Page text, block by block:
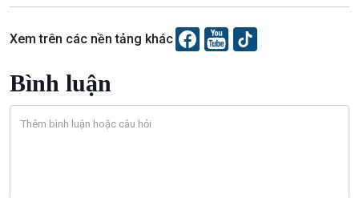
Câu chuyện thời sự
Dòng chảy sự kiện
Đối thoại
Xem trên các nền tảng khác
Bình luận